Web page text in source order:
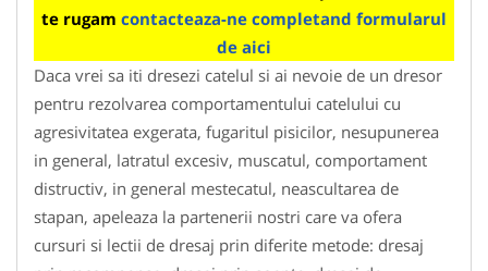
te rugam contacteaza-ne completand formularul
de aici
Daca vrei sa iti dresezi catelul si ai nevoie de un dresor
pentru rezolvarea comportamentului catelului cu
agresivitatea exgerata, fugaritul pisicilor, nesupunerea
in general, latratul excesiv, muscatul, comportament
distructiv, in general mestecatul, neascultarea de
stapan, apeleaza la partenerii nostri care va ofera
cursuri si lectii de dresaj prin diferite metode: dresaj